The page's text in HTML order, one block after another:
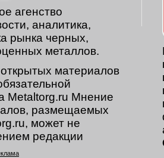
агенство
аналитика,
рынка черных,
металлов.
материалов
Metaltorg.ru Мнение
размещаемых
может не
редакции